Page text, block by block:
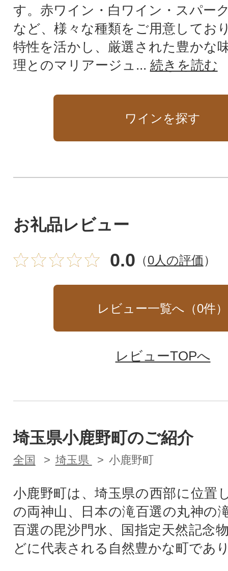
す。赤ワイン・白ワイン・スパー
など、様々な種類をご用意してお
特性を活かし、厳選された豊かな
理とのマリアージュ... 続きを読む
ワインを探す
お礼品レビュー
0.0 （0人の評価）
レビュー一覧へ（0件）
レビューTOPへ
埼玉県小鹿野町のご紹介
全国 埼玉県 小鹿野町
小鹿野町は、埼玉県の西部に位置
の両神山、日本の滝百選の丸神の
百選の毘沙門水、国指定天然記念
どに代表される自然豊かな町であ